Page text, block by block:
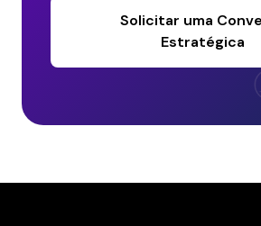
Solicitar uma
Estratégica